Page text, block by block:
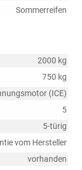
Sommerreifen
2000 kg
750 kg
(ICE)
5
5-türig
vom Hersteller
vorhanden